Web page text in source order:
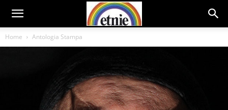
Home Antologia Stampa